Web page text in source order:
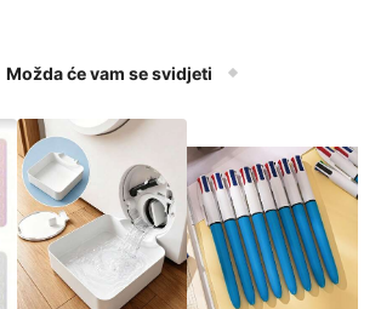
Možda će vam se svidjeti